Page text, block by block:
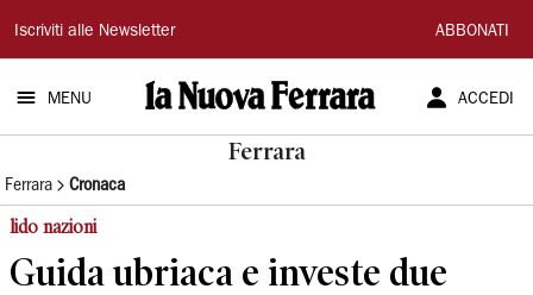
La
Nuova
Ferrara
Iscriviti alle Newsletter ABBONATI
MENU ACCEDI
Ferrara
Ferrara Cronaca
lido nazioni
Guida ubriaca e investe due